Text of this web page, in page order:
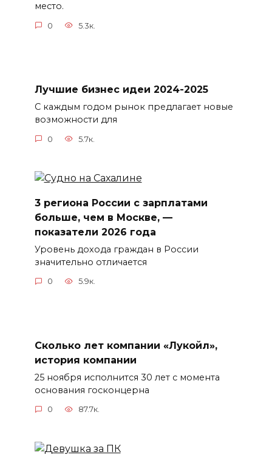
место.
0 5.3к.
Лучшие бизнес идеи 2024-2025
С каждым годом рынок предлагает новые
возможности для
0 5.7к.
3 региона России с зарплатами
больше, чем в Москве, —
показатели 2026 года
Уровень дохода граждан в России
значительно отличается
0 5.9к.
Сколько лет компании «Лукойл»,
история компании
25 ноября исполнится 30 лет с момента
основания госконцерна
0 87.7к.